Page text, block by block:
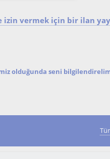
vermek için bir ilan
olduğunda seni